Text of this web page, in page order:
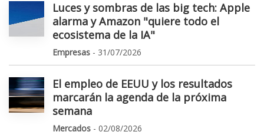
Luces y sombras de las big tech: Apple
alarma y Amazon "quiere todo el
ecosistema de la IA"
Empresas - 31/07/2026
El empleo de EEUU y los resultados
marcarán la agenda de la próxima
semana
Mercados - 02/08/2026